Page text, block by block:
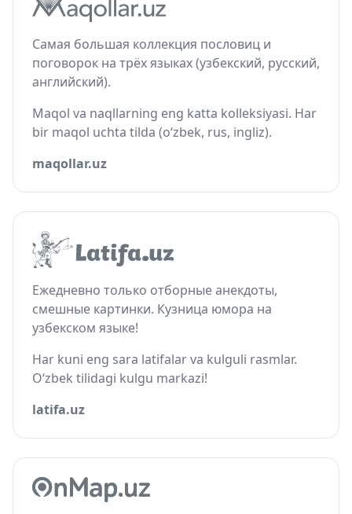
Самая большая коллекция пословиц и
поговорок на трёх языках (узбекский, русский,
английский).
Maqol va naqllarning eng katta kolleksiyasi. Har
bir maqol uchta tilda (o‘zbek, rus, ingliz).
maqollar.uz
Ежедневно только отборные анекдоты,
смешные картинки. Кузница юмора на
узбекском языке!
Har kuni eng sara latifalar va kulguli rasmlar.
O‘zbek tilidagi kulgu markazi!
latifa.uz